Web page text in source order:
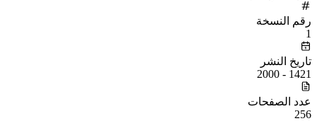
رقم النسخة
1
تاريخ النشر
1421 - 2000
عدد الصفحات
256